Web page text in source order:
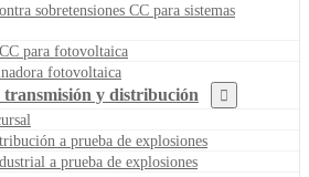
sobretensiones CC para sistemas
para fotovoltaica
fotovoltaica
transmisión y distribución
a prueba de explosiones
a prueba de explosiones